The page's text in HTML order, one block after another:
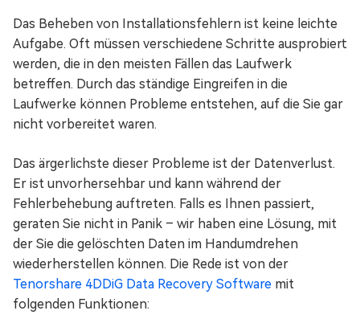
Das Beheben von Installationsfehlern ist keine leichte
Aufgabe. Oft müssen verschiedene Schritte ausprobiert
werden, die in den meisten Fällen das Laufwerk
betreffen. Durch das ständige Eingreifen in die
Laufwerke können Probleme entstehen, auf die Sie gar
nicht vorbereitet waren.
Das ärgerlichste dieser Probleme ist der Datenverlust.
Er ist unvorhersehbar und kann während der
Fehlerbehebung auftreten. Falls es Ihnen passiert,
geraten Sie nicht in Panik – wir haben eine Lösung, mit
der Sie die gelöschten Daten im Handumdrehen
wiederherstellen können. Die Rede ist von der
Tenorshare 4DDiG Data Recovery Software mit
folgenden Funktionen: